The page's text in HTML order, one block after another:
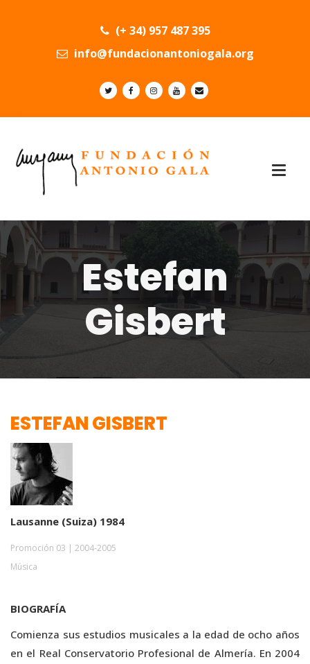
(+ 34) 957 487 395
info@fundacionantoniogala.org
Estefan
Gisbert
ESTEFAN GISBERT
Lausanne (Suiza) 1984
Promoción 03 | 2004-2005
Música
BIOGRAFÍA
Comienza sus estudios musicales a la edad de ocho años
en el Real Conservatorio Profesional de Almería. En 2004